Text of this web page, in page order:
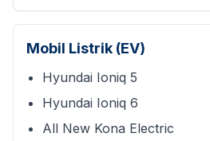
Mobil Listrik (EV)
Hyundai Ioniq 5
Hyundai Ioniq 6
All New Kona Electric